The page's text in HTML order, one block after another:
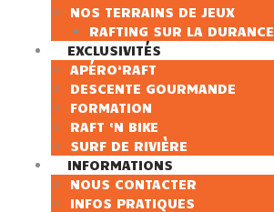
NOS TERRAINS DE JEUX
RAFTING SUR LA DURANCE
EXCLUSIVITÉS
APÉRO’RAFT
DESCENTE GOURMANDE
FORMATION
RAFT ‘N BIKE
SURF DE RIVIÈRE
INFORMATIONS
NOUS CONTACTER
INFOS PRATIQUES